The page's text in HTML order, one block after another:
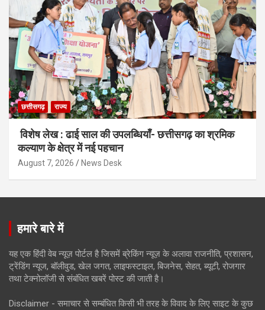
छत्तीसगढ़ राज्य
विशेष लेख : ढाई साल की उपलब्धियाँ- छत्तीसगढ़ का श्रमिक
कल्याण के क्षेत्र में नई पहचान
August 7, 2026 News Desk
हमारे बारे में
यह एक हिंदी वेब न्यूज़ पोर्टल है जिसमें ब्रेकिंग न्यूज़ के अलावा राजनीति, प्रशासन,
ट्रेंडिंग न्यूज, बॉलीवुड, खेल जगत, लाइफस्टाइल, बिजनेस, सेहत, ब्यूटी, रोजगार
तथा टेक्नोलॉजी से संबंधित खबरें पोस्ट की जाती है।
Disclaimer - समाचार से सम्बंधित किसी भी तरह के विवाद के लिए साइट के कुछ